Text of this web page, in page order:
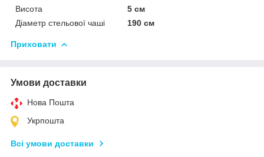
Висота
5 см
Діаметр стельової чаші
190 см
Приховати
Умови доставки
Нова Пошта
Укрпошта
Всі умови доставки